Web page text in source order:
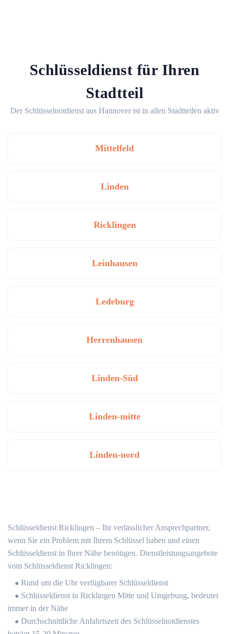
Schlüsseldienst für Ihren
Stadtteil
Der Schlüsselnotdienst aus Hannover ist in allen Stadtteilen aktiv
Mittelfeld
Linden
Ricklingen
Leinhausen
Ledeburg
Herrenhausen
Linden-Süd
Linden-mitte
Linden-nord
Schlüsseldienst Ricklingen – Ihr verlässlicher Ansprechpartner,
wenn Sie ein Problem mit Ihrem Schlüssel haben und einen
Schlüsseldienst in Ihrer Nähe benötigen. Dienstleistungsangebote
vom Schlüsseldienst Ricklingen:
Rund um die Uhr verfügbarer Schlüsseldienst
Schlüsseldienst in Ricklingen Mitte und Umgebung, bedeutet
immer in der Nähe
Durchschnittliche Anfahrtszeit des Schlüsselnotdienstes